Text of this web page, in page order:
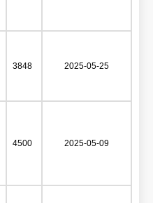
3848 2025-05-25
4500 2025-05-09